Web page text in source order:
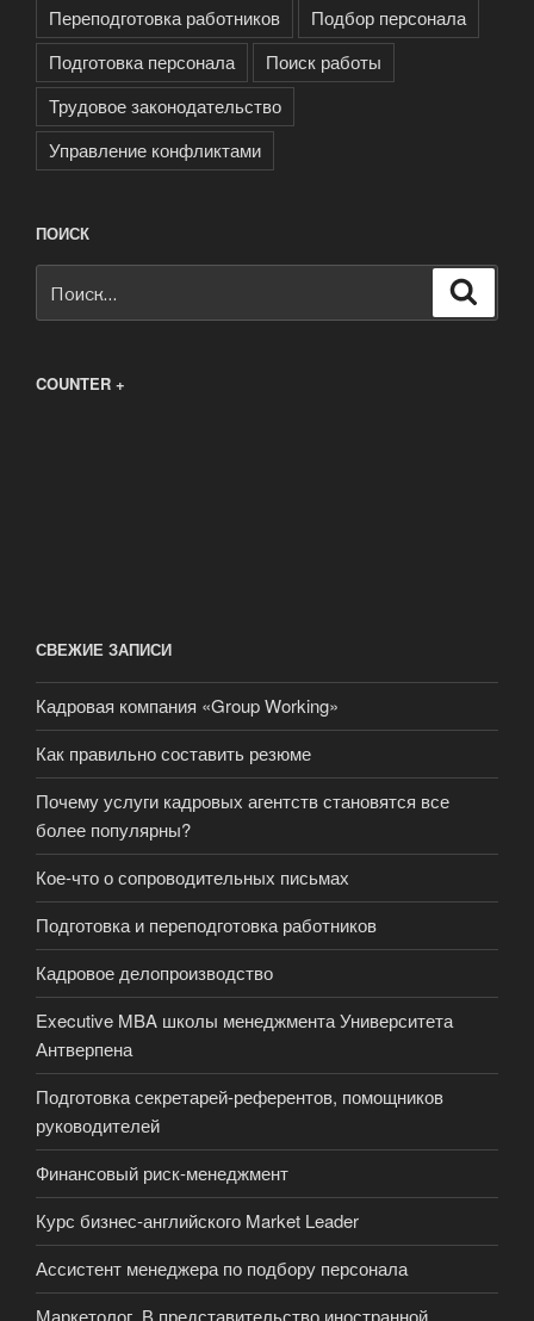
Переподготовка работников
Подбор персонала
Подготовка персонала
Поиск работы
Трудовое законодательство
Управление конфликтами
ПОИСК
COUNTER +
СВЕЖИЕ ЗАПИСИ
Кадровая компания «Group Working»
Как правильно составить резюме
Почему услуги кадровых агентств становятся все
более популярны?
Кое-что о сопроводительных письмах
Подготовка и переподготовка работников
Кадровое делопроизводство
Executive MBA школы менеджмента Университета
Антверпена
Подготовка секретарей-референтов, помощников
руководителей
Финансовый риск-менеджмент
Курс бизнес-английского Market Leader
Ассистент менеджера по подбору персонала
Маркетолог. В представительство иностранной